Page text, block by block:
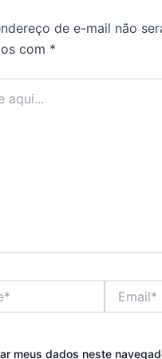
de e-mail não
com *
meus dados neste